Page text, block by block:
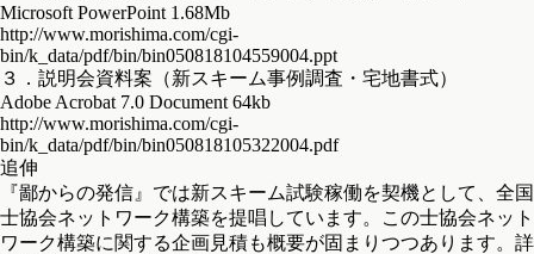
Microsoft PowerPoint 1.68Mb
http://www.morishima.com/cgi-
bin/k_data/pdf/bin/bin050818104559004.ppt
３．説明会資料案（新スキーム事例調査・宅地書式）
Adobe Acrobat 7.0 Document 64kb
http://www.morishima.com/cgi-
bin/k_data/pdf/bin/bin050818105322004.pdf
追伸
『鄙からの発信』では新スキーム試験稼働を契機として、全国
士協会ネットワーク構築を提唱しています。この士協会ネット
ワーク構築に関する企画見積も概要が固まりつつあります。詳